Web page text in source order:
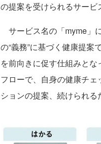
の提案を受けられるサービ
サービス名の「myme」
の“義務”に基づく健康提
を前向きに促す仕組みと
フローで、自身の健康チ
ションの提案、続けられる